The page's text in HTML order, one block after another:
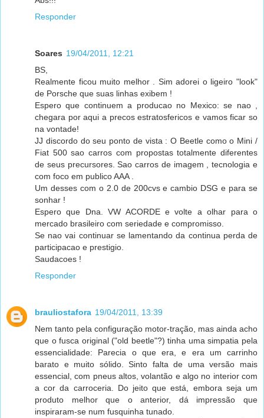
Responder
Soares 19/04/2011, 12:21
BS,
Realmente ficou muito melhor . Sim adorei o ligeiro "look"
de Porsche que suas linhas exibem !
Espero que continuem a producao no Mexico: se nao ,
chegara por aqui a precos estratosfericos e vamos ficar so
na vontade!
JJ discordo do seu ponto de vista : O Beetle como o Mini /
Fiat 500 sao carros com propostas totalmente diferentes
de seus precursores. Sao carros de imagem , tecnologia e
com foco em publico AAA .
Um desses com o 2.0 de 200cvs e cambio DSG e para se
sonhar !
Espero que Dna. VW ACORDE e volte a olhar para o
mercado brasileiro com seriedade e compromisso.
Se nao vai continuar se lamentando da continua perda de
participacao e prestigio.
Saudacoes !
Responder
brauliostafora 19/04/2011, 13:39
Nem tanto pela configuração motor-tração, mas ainda acho
que o fusca original ("old beetle"?) tinha uma simpatia pela
essencialidade: Parecia o que era, e era um carrinho
barato e muito sólido. Sinto falta de uma versão mais
essencial, com pneus altos, volantão e algo no interior com
a cor da carroceria. Do jeito que está, embora seja um
produto melhor que o anterior, dá impressão que
inspiraram-se num fusquinha tunado.